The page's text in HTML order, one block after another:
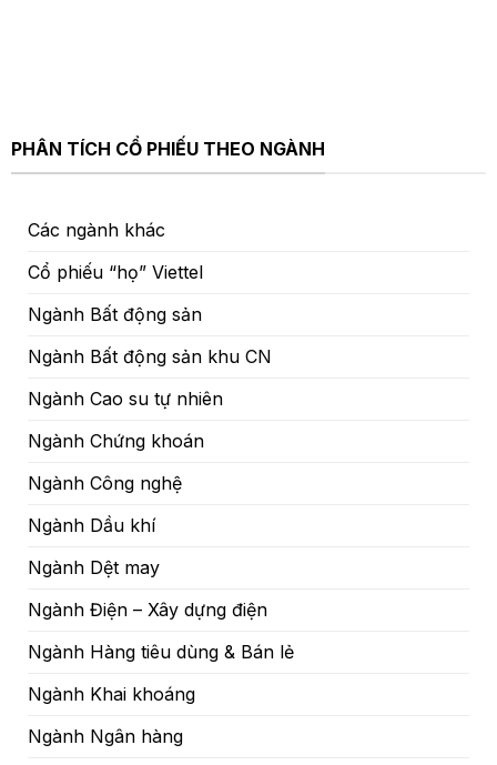
PHÂN TÍCH CỔ PHIẾU THEO NGÀNH
Các ngành khác
Cổ phiếu “họ” Viettel
Ngành Bất động sản
Ngành Bất động sản khu CN
Ngành Cao su tự nhiên
Ngành Chứng khoán
Ngành Công nghệ
Ngành Dầu khí
Ngành Dệt may
Ngành Điện – Xây dựng điện
Ngành Hàng tiêu dùng & Bán lẻ
Ngành Khai khoáng
Ngành Ngân hàng